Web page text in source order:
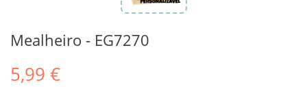
Mealheiro - EG7270
5,99 €